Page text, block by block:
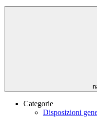
Categorie
Disposizioni